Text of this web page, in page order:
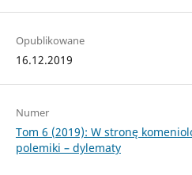
Opublikowane
16.12.2019
Numer
Tom 6 (2019): W stronę
polemiki – dylematy